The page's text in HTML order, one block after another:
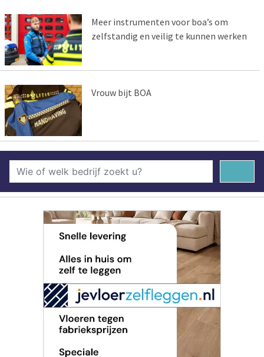
Meer instrumenten voor boa’s om
zelfstandig en veilig te kunnen werken
Vrouw bijt BOA